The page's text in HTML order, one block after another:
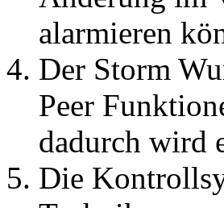
alarmieren
Der Storm
Peer
dadurch wird
Die